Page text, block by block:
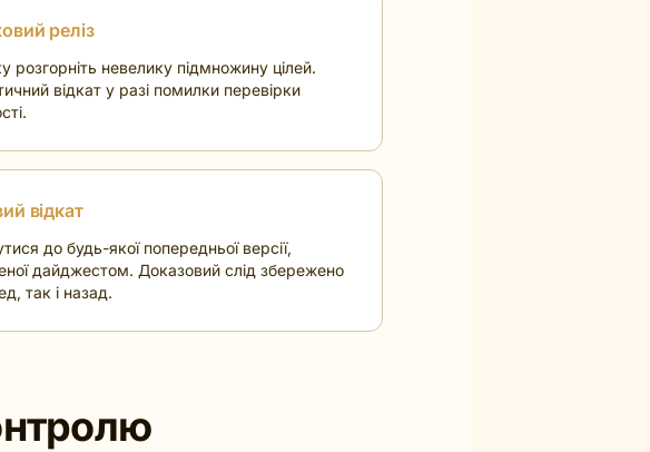
реліз
розгорніть невелику підмножину цілей.
відкат у разі помилки перевірки
відкат
до будь-якої попередньої версії,
дайджестом. Доказовий слід збережено
так і назад.